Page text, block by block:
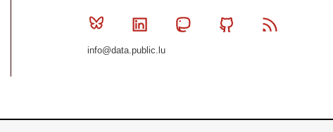
Bluesky Linkedin MastodonGithub
info@data.public.lu